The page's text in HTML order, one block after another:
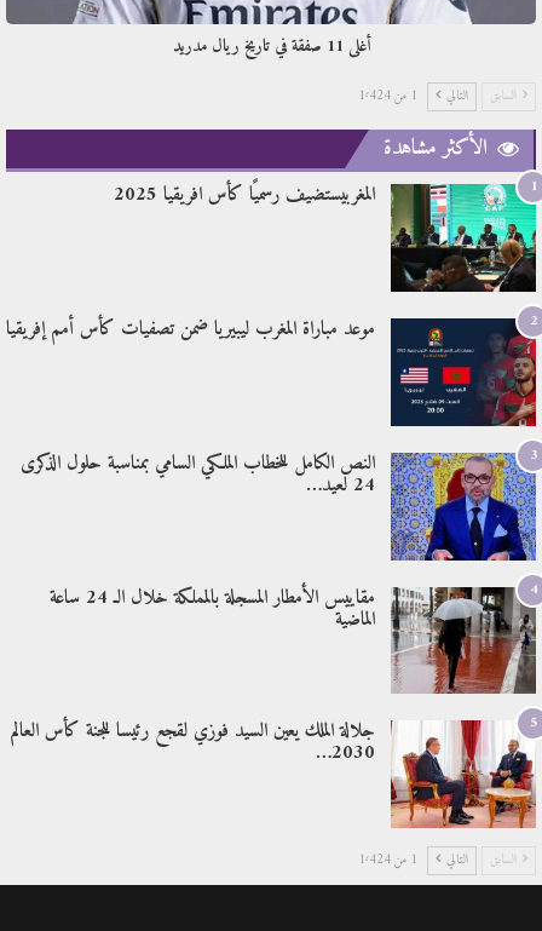
أغلى 11 صفقة في تاريخ ريال مدريد
السابق التالي 1 من 1٬424
الأكثر مشاهدة
1 المغربيستضيف رسميًا كأس افريقيا 2025
2 موعد مباراة المغرب ليبيريا ضمن تصفيات كأس أمم إفريقيا
3 النص الكامل للخطاب الملكي السامي بمناسبة حلول الذكرى
24 لعيد…
4 مقاييس الأمطار المسجلة بالمملكة خلال الـ 24 ساعة
الماضية
5 جلالة الملك يعين السيد فوزي لقجع رئيسا للجنة كأس العالم
2030…
السابق التالي 1 من 1٬424